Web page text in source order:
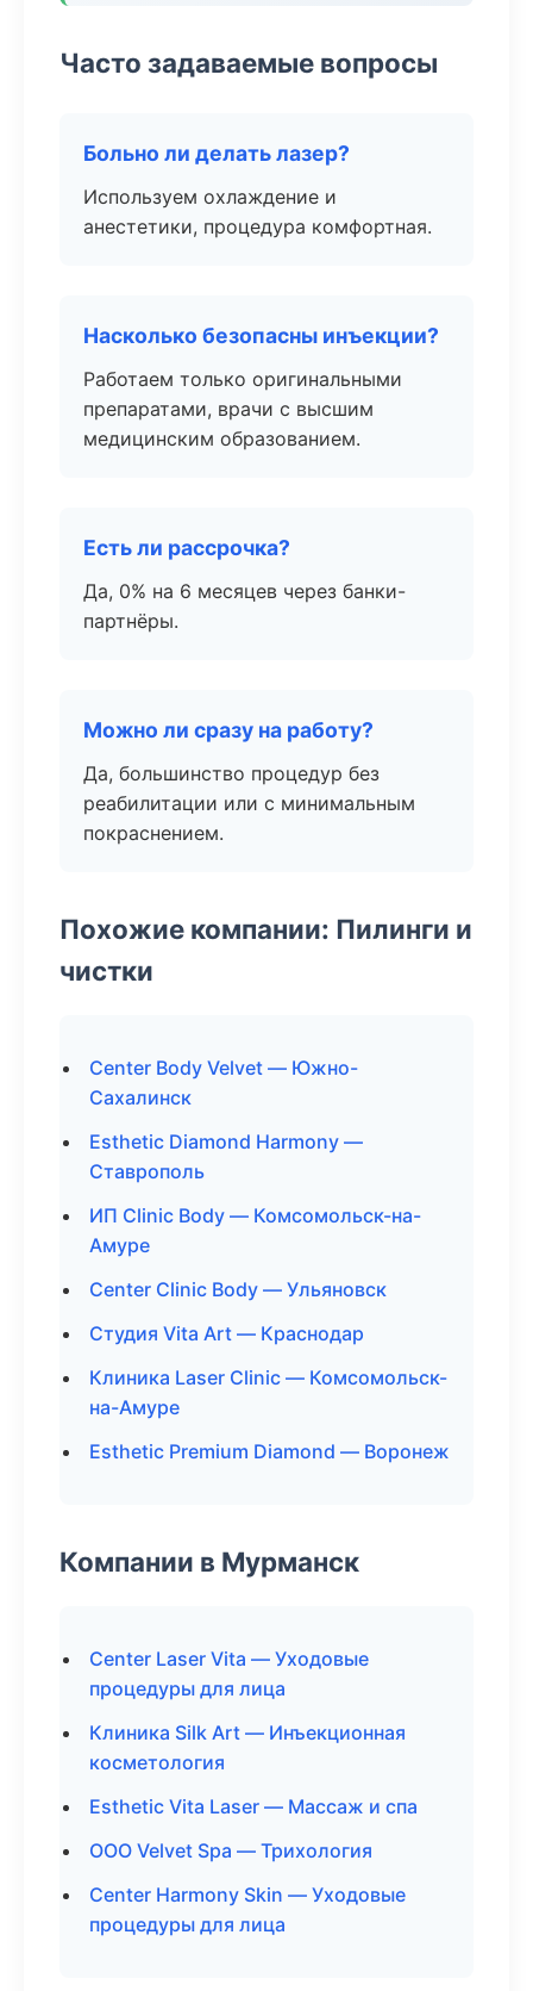
Часто задаваемые вопросы
Больно ли делать лазер?
Используем охлаждение и
анестетики, процедура комфортная.
Насколько безопасны инъекции?
Работаем только оригинальными
препаратами, врачи с высшим
медицинским образованием.
Есть ли рассрочка?
Да, 0% на 6 месяцев через банки-
партнёры.
Можно ли сразу на работу?
Да, большинство процедур без
реабилитации или с минимальным
покраснением.
Похожие компании: Пилинги и
чистки
Center Body Velvet — Южно-
Сахалинск
Esthetic Diamond Harmony —
Ставрополь
ИП Clinic Body — Комсомольск-на-
Амуре
Center Clinic Body — Ульяновск
Студия Vita Art — Краснодар
Клиника Laser Clinic — Комсомольск-
на-Амуре
Esthetic Premium Diamond — Воронеж
Компании в Мурманск
Center Laser Vita — Уходовые
процедуры для лица
Клиника Silk Art — Инъекционная
косметология
Esthetic Vita Laser — Массаж и спа
ООО Velvet Spa — Трихология
Center Harmony Skin — Уходовые
процедуры для лица